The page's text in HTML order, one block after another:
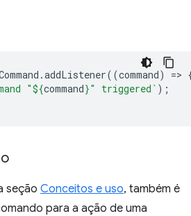
.addListener((command) =>
"${command}" triggered` );
seção Conceitos e uso, também é
para a ação de uma